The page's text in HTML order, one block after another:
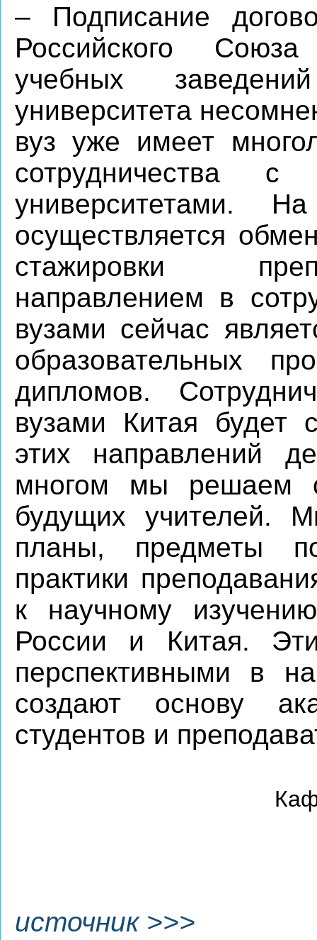
– Подписание
Российского
учебных
университета
вуз уже имеет
сотрудничества с
университетами.
осуществляется
стажировки
направлением в
вузами сейчас
образовательных
дипломов.
вузами Китая будет
этих направлений
многом мы решаем
будущих учителей.
планы, предметы
практики
к научному
России и Китая.
перспективными в
создают основу
студентов и
источник >>>